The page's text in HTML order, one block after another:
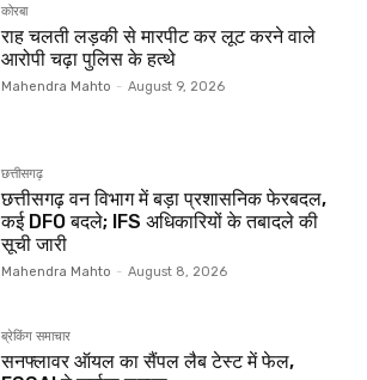
कोरबा
राह चलती लड़की से मारपीट कर लूट करने वाले
आरोपी चढ़ा पुलिस के हत्थे
Mahendra Mahto - August 9, 2026
छत्तीसगढ़
छत्तीसगढ़ वन विभाग में बड़ा प्रशासनिक फेरबदल,
कई DFO बदले; IFS अधिकारियों के तबादले की
सूची जारी
Mahendra Mahto - August 8, 2026
ब्रेकिंग समाचार
सनफ्लावर ऑयल का सैंपल लैब टेस्ट में फेल,